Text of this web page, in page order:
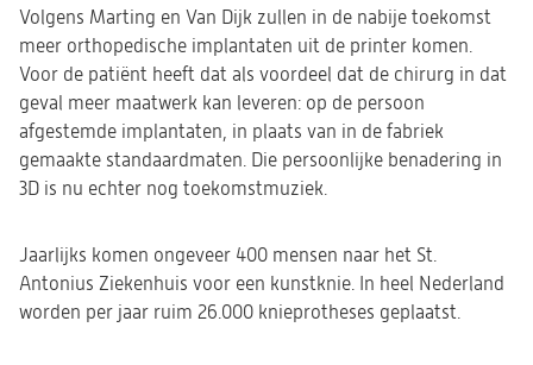
Volgens Marting en Van Dijk zullen in de nabije toekomst
meer orthopedische implantaten uit de printer komen.
Voor de patiënt heeft dat als voordeel dat de chirurg in dat
geval meer maatwerk kan leveren: op de persoon
afgestemde implantaten, in plaats van in de fabriek
gemaakte standaardmaten. Die persoonlijke benadering in
3D is nu echter nog toekomstmuziek.
Jaarlijks komen ongeveer 400 mensen naar het St.
Antonius Ziekenhuis voor een kunstknie. In heel Nederland
worden per jaar ruim 26.000 knieprotheses geplaatst.